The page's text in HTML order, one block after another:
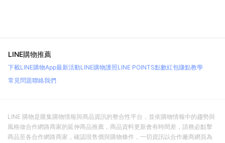
LINE購物推薦
下載LINE購物App最新活動LINE購物護照LINE POINTS點數紅包賺點教學
常見問題聯絡我們
LINE 購物是匯集購物情報與商品資訊的整合性平台，並依購物情報中的趨勢與
風格做合作網路商家的延伸商品推薦，商品資料更新會有時間差，請務必點擊
商品至各合作網路商家，確認現售價與購物條件，一切資訊以合作廠商網頁為